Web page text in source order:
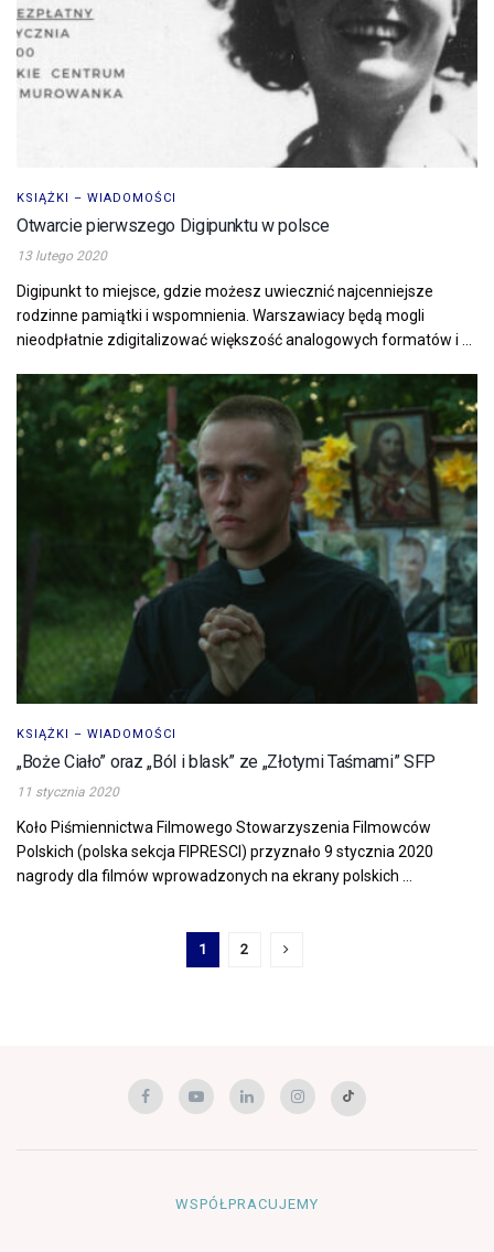
KSIĄŻKI – WIADOMOŚCI
Otwarcie pierwszego Digipunktu w polsce
13 lutego 2020
Digipunkt to miejsce, gdzie możesz uwiecznić najcenniejsze
rodzinne pamiątki i wspomnienia. Warszawiacy będą mogli
nieodpłatnie zdigitalizować większość analogowych formatów i ...
KSIĄŻKI – WIADOMOŚCI
„Boże Ciało” oraz „Ból i blask” ze „Złotymi Taśmami” SFP
11 stycznia 2020
Koło Piśmiennictwa Filmowego Stowarzyszenia Filmowców
Polskich (polska sekcja FIPRESCI) przyznało 9 stycznia 2020
nagrody dla filmów wprowadzonych na ekrany polskich ...
1 2
WSPÓŁPRACUJEMY